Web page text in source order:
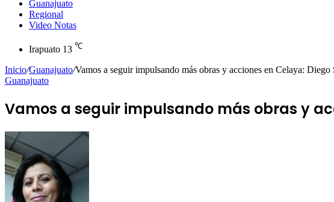
Guanajuato
Regional
Video Notas
Irapuato 13 ℃
Inicio/Guanajuato/Vamos a seguir impulsando más obras y acciones en Celaya: Diego
Guanajuato
Vamos a seguir impulsando más obras y